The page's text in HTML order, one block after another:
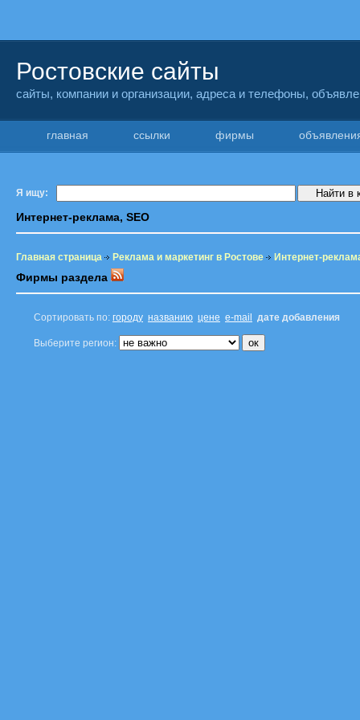
Ростовские сайты
сайты, компании и организации, адреса и телефоны,
главная ссылки фирмы
Я ищу:
Интернет-реклама, SEO
Главная страница Реклама и маркетинг в Ростове Интернет-
Фирмы раздела
Сортировать по: городу названию цене e-mail дате добавления
Выберите регион: